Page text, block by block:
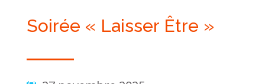
Soirée « Laisser Être »